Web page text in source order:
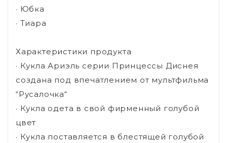
· Юбка
· Тиара
Характеристики продукта
· Кукла Ариэль серии Принцессы Диснея
создана под впечатлением от мультфильма
“Русалочка“
· Кукла одета в свой фирменный голубой
цвет
· Кукла поставляется в блестящей голубой